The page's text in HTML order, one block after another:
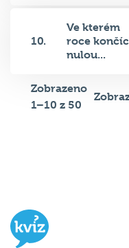
10.
Ve kterém
roce
nulou...
Zobrazeno
1–10 z 50